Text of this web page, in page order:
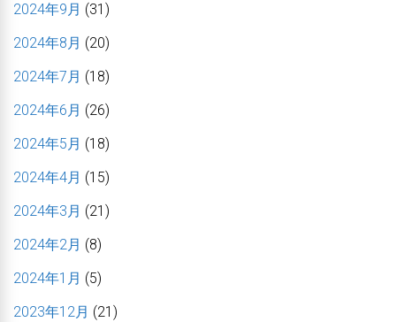
2024年9月 (31)
2024年8月 (20)
2024年7月 (18)
2024年6月 (26)
2024年5月 (18)
2024年4月 (15)
2024年3月 (21)
2024年2月 (8)
2024年1月 (5)
2023年12月 (21)